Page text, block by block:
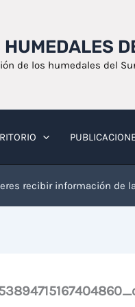
HUMEDALES
de los humedales del
recibir información de